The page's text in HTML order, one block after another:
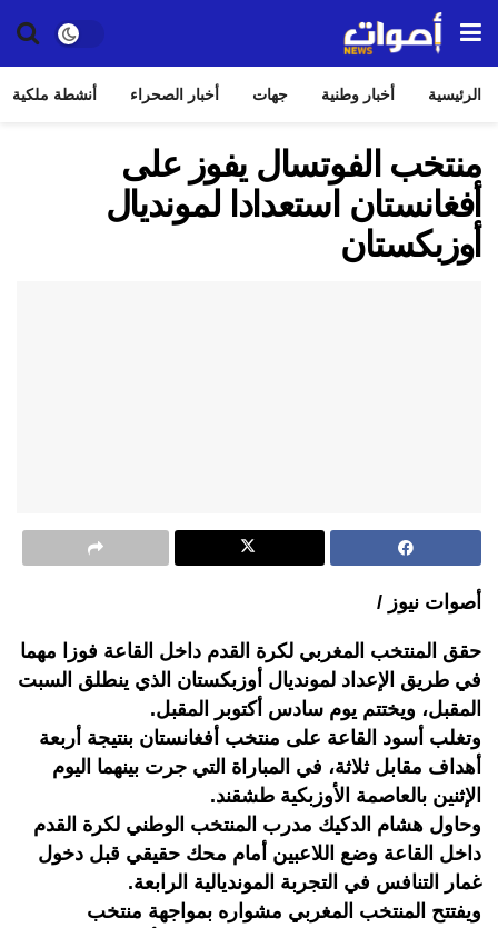
الرئيسية أخبار وطنية جهات أخبار الصحراء أنشطة ملكية
منتخب الفوتسال يفوز على
أفغانستان استعدادا لمونديال
أوزبكستان
أصوات نيوز /
حقق المنتخب المغربي لكرة القدم داخل القاعة فوزا مهما
في طريق الإعداد لمونديال أوزبكستان الذي ينطلق السبت
المقبل، ويختتم يوم سادس أكتوبر المقبل.
وتغلب أسود القاعة على منتخب أفغانستان بنتيجة أربعة
أهداف مقابل ثلاثة، في المباراة التي جرت بينهما اليوم
الإثنين بالعاصمة الأوزبكية طشقند.
وحاول هشام الدكيك مدرب المنتخب الوطني لكرة القدم
داخل القاعة وضع اللاعبين أمام محك حقيقي قبل دخول
غمار التنافس في التجربة المونديالية الرابعة.
ويفتتح المنتخب المغربي مشواره بمواجهة منتخب